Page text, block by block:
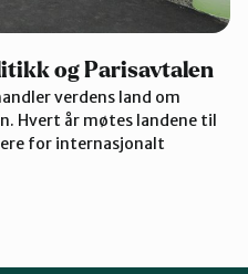
og Parisavtalen
verdens land om
Hvert år møtes landene til
for internasjonalt